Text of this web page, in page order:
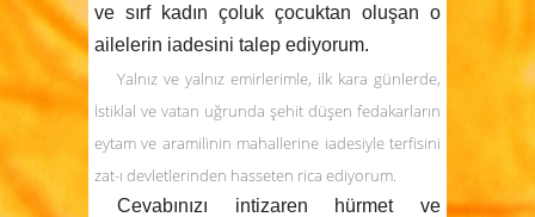
ve sırf kadın çoluk çocuktan oluşan o
ailelerin iadesini talep ediyorum.
Yalnız ve yalnız emirlerimle, ilk kara günlerde,
İstiklal ve vatan uğrunda şehit düşen fedakarların
eytam ve aramilinin mahallerine iadesiyle terfisini
zat-ı devletlerinden hasseten rica ediyorum.
Cevabınızı intizaren hürmet ve